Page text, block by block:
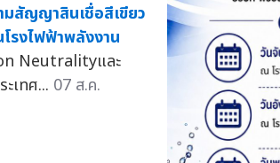
สัญญาสินเชื่อสีเขียว
รงไฟฟ้าพลังงาน
Neutralityและ
เทศ... 07 ส.ค.